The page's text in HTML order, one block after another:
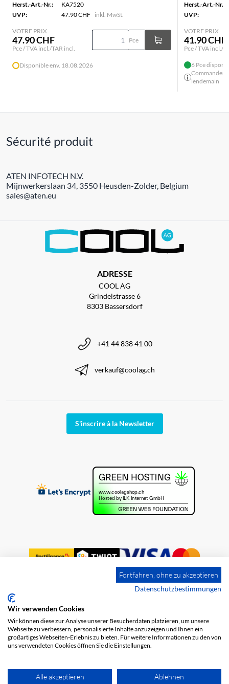
Herst.-Art.-Nr.:
KA7520
UVP:
47.90 CHF inkl. MwSt.
VOTRE PRIX
47.90 CHF
Pce / TVA incl./TAR incl.
Pce
Disponible env. 18.08.2026
Herst.-Art.-Nr.:
UVP:
VOTRE PRIX
41.90 CHF
Pce / TVA incl./
6 Pce
Commandes
lendemain
Sécurité produit
ATEN INFOTECH N.V.
Mijnwerkerslaan 34, 3550 Heusden-Zolder, Belgium
sales@aten.eu
ADRESSE
COOL AG
Grindelstrasse 6
8303 Bassersdorf
+41 44 838 41 00
verkauf@coolag.ch
S'inscrire à la Newsletter
Impression
Protection des données
Fortfahren, ohne zu akzeptieren
Datenschutzbestimmungen
Wir verwenden Cookies
Wir können diese zur Analyse unserer Besucherdaten platzieren, um unsere
Webseite zu verbessern, personalisierte Inhalte anzuzeigen und Ihnen ein
großartiges Webseiten-Erlebnis zu bieten. Für weitere Informationen zu den von
uns verwendeten Cookies öffnen Sie die Einstellungen.
Alle akzeptieren Ablehnen